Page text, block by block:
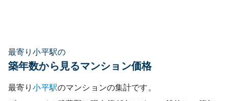
最寄り小平駅の
築年数から見るマンション価格
最寄り小平駅のマンションの集計です。